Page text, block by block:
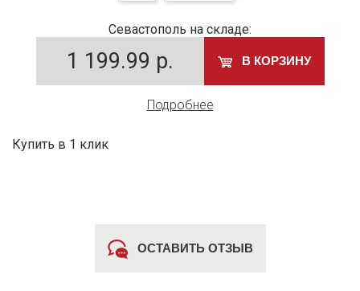
Севастополь на складе:
1 199.99 р. В КОРЗИНУ
Подробнее
Купить в 1 клик
ОСТАВИТЬ ОТЗЫВ